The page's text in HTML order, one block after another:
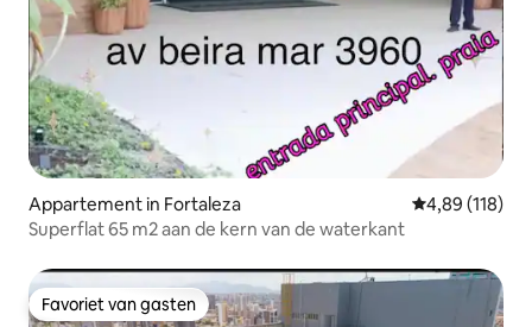
Appartement in Fortaleza Gemiddelde
4,89 (118)
Superflat 65 m2 aan de kern van de waterkant
Favoriet van gasten
Favoriet van gasten